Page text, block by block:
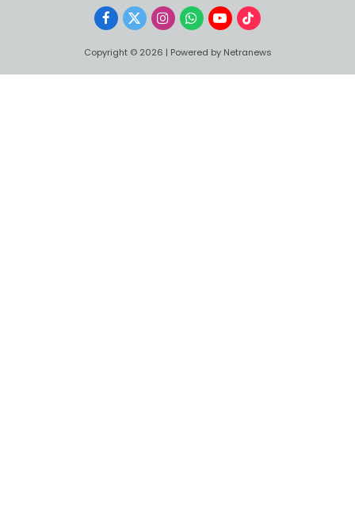
Facebook
X
InstagramWhatsApp
YouTubeTikTok
Copyright © 2026 | Powered by Netranews